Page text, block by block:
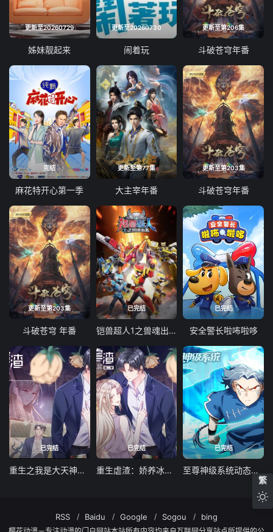
更新至20260729
姊妹靓起来
更新至20260730
闹着玩
更新至第206集
斗破苍穹年番
完结
麻花特开心第一季
更新至第77集
大主宰年番
更新至第203集
斗破苍穹年番
更新至第203集
斗破苍穹 年番
已完结
铠兽超人1之兽魂出击
已完结
安全警长啦咘啦哆
已完结
重生之我是大天神动态漫画第一季
已完结
重生虐渣：娇养冰山总裁动态漫画
已完结
至尊神级系统动态漫画第一季
繁
RSS Baidu Google Sogou bing